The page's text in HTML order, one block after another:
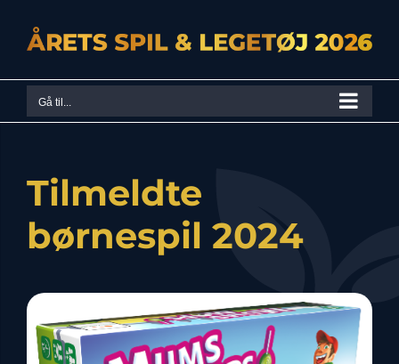
content
Gå til...
Tilmeldte
børnespil 2024